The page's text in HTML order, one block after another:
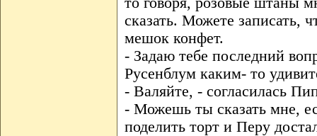
сказать. Можете записать,
мешок конфет.
- Задаю тебе последний
Русенблум каким- то
- Валяйте, - согласилась
- Можешь ты сказать мне,
поделить торт и Перу